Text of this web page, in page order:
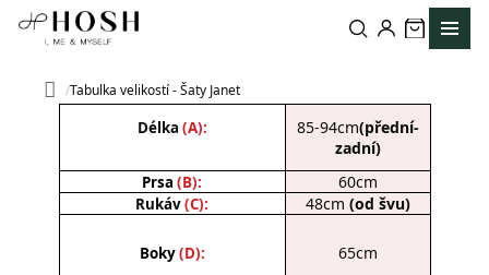
Přejít
Domů
Tabulka velikostí - Šaty Janet
Délka (A): 85-94cm(přední-
zadní)
Prsa (B): 60cm
Rukáv(C): 48cm (od švu)
Boky(D): 65cm